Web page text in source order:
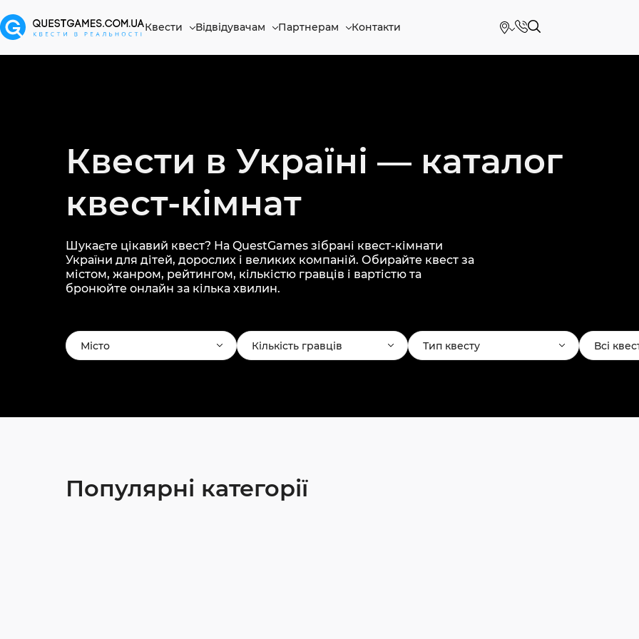
Квести Відвідувачам Партнерам Контакти
Квести в Україні — каталог
квест-кімнат
Шукаєте цікавий квест? На QuestGames зібрані квест-кімнати
України для дітей, дорослих і великих компаній. Обирайте квест за
містом, жанром, рейтингом, кількістю гравців і вартістю та
бронюйте онлайн за кілька хвилин.
Місто Кількість гравців Тип квесту Всі
Популярні категорії